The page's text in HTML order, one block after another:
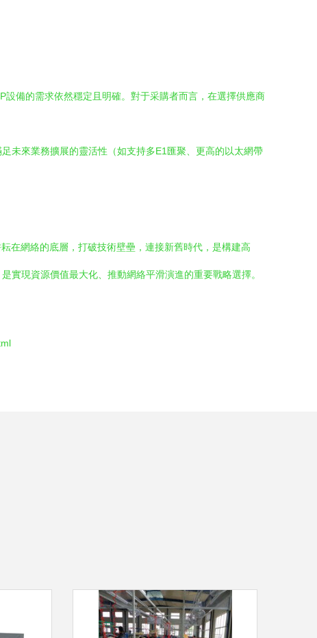
設備的需求依然穩定且明確。對于采購者而言，在選擇供應商
未來業務擴展的靈活性（如支持多E1匯聚、更高的以太網帶
在網絡的底層，打破技術壁壘，連接新舊時代，是構建高
實現資源價值最大化、推動網絡平滑演進的重要戰略選擇。